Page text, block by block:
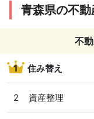
青森県の不
不
1 住み替え
2 資産整理